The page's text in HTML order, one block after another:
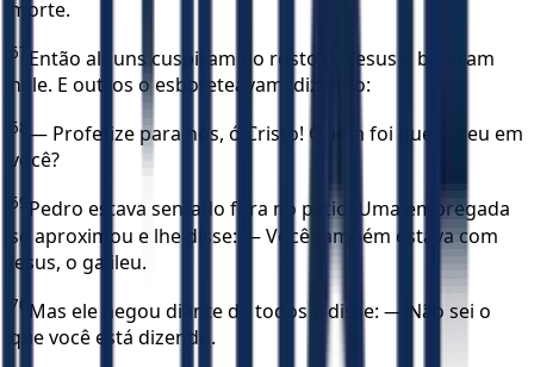
morte.
67 Então alguns cuspiram no rosto de Jesus e bateram
nele. E outros o esbofeteavam, dizendo:
68 — Profetize para nós, ó Cristo! Quem foi que bateu em
você?
69 Pedro estava sentado fora no pátio. Uma empregada
se aproximou e lhe disse: — Você também estava com
Jesus, o galileu.
70 Mas ele negou diante de todos e disse: — Não sei o
que você está dizendo.